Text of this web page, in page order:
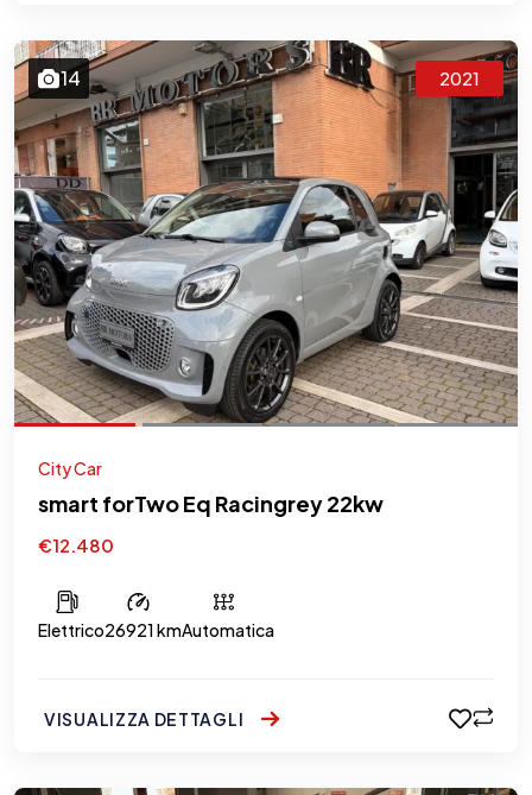
14 2021
City Car
smart forTwo Eq Racingrey 22kw
€12.480
Elettrico26921 kmAutomatica
VISUALIZZA DETTAGLI